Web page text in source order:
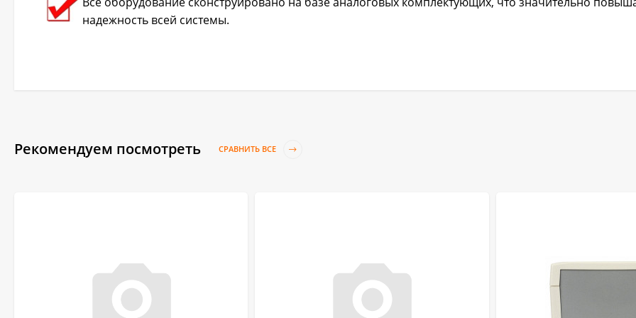
надежность всей системы.
Рекомендуем посмотреть СРАВНИТЬ ВСЕ